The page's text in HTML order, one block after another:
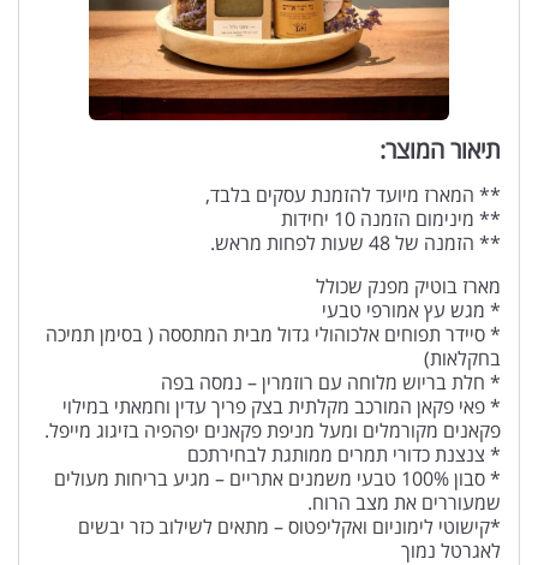
תיאור המוצר:
** המארז מיועד להזמנת עסקים בלבד,
** מינימום הזמנה 10 יחידות
** הזמנה של 48 שעות לפחות מראש.
מארז בוטיק מפנק שכולל
* מגש עץ אמורפי טבעי
* סיידר תפוחים אלכוהולי גדול מבית המתססה ( בסימן תמיכה
בחקלאות)
* חלת בריוש מלוחה עם רוזמרין – נמסה בפה
* פאי פקאן המורכב מקלתית בצק פריך עדין וחמאתי במילוי
פקאנים מקורמלים ומעל מניפת פקאנים יפהפיה בזיגוג מייפל.
* צנצנת כדורי תמרים ממותגת לבחירתכם
* סבון 100% טבעי משמנים אתריים – מגיע בריחות מעולים
שמעוררים את מצב הרוח.
*קישוטי לימוניום ואקליפטוס – מתאים לשילוב כזר יבשים
לאגרטל נמוך